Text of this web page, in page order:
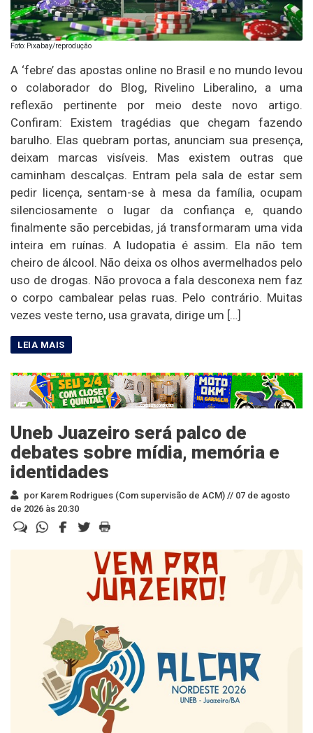
Foto: Pixabay/reprodução
A ‘febre’ das apostas online no Brasil e no mundo levou
o colaborador do Blog, Rivelino Liberalino, a uma
reflexão pertinente por meio deste novo artigo.
Confiram: Existem tragédias que chegam fazendo
barulho. Elas quebram portas, anunciam sua presença,
deixam marcas visíveis. Mas existem outras que
caminham descalças. Entram pela sala de estar sem
pedir licença, sentam-se à mesa da família, ocupam
silenciosamente o lugar da confiança e, quando
finalmente são percebidas, já transformaram uma vida
inteira em ruínas. A ludopatia é assim. Ela não tem
cheiro de álcool. Não deixa os olhos avermelhados pelo
uso de drogas. Não provoca a fala desconexa nem faz
o corpo cambalear pelas ruas. Pelo contrário. Muitas
vezes veste terno, usa gravata, dirige um […]
Uneb Juazeiro será palco de
debates sobre mídia, memória e
identidades
por Karem Rodrigues (Com supervisão de ACM) // 07 de agosto
de 2026 às 20:30